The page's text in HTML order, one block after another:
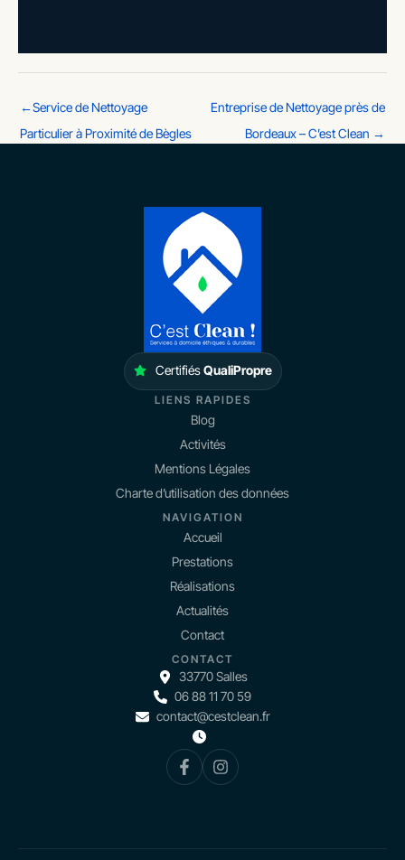
←Service de Nettoyage
Particulier à Proximité de Bègles
Entreprise de Nettoyage près de
Bordeaux – C’est Clean →
CertifiésQualiPropre
LIENS RAPIDES
Blog
Activités
Mentions Légales
Charte d’utilisation des données
NAVIGATION
Accueil
Prestations
Réalisations
Actualités
Contact
CONTACT
33770 Salles
06 88 11 70 59
contact@cestclean.fr